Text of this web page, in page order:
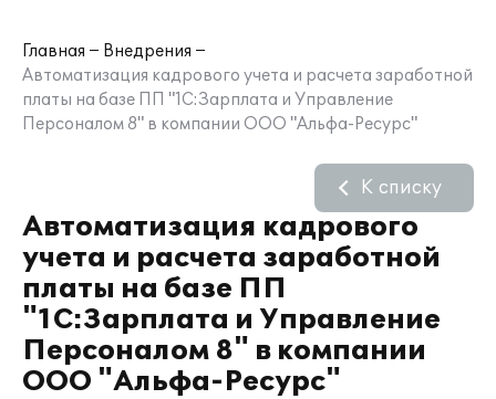
Главная
Внедрения
Автоматизация кадрового учета и расчета заработной
платы на базе ПП "1С:Зарплата и Управление
Персоналом 8" в компании ООО "Альфа-Ресурс"
Автоматизация кадрового
учета и расчета заработной
платы на базе ПП
"1С:Зарплата и Управление
Персоналом 8" в компании
ООО "Альфа-Ресурс"
К списку